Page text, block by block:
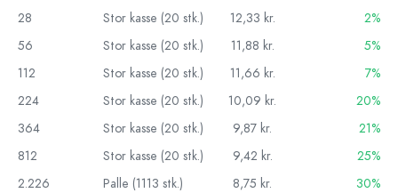
28
Stor kasse (20 stk.) 12,33 kr.
2%
56
Stor kasse (20 stk.) 11,88 kr.
5%
112
Stor kasse (20 stk.) 11,66 kr.
7%
224
Stor kasse (20 stk.) 10,09 kr.
20%
364
Stor kasse (20 stk.) 9,87 kr.
21%
812
Stor kasse (20 stk.) 9,42 kr.
25%
2.226
Palle (1113 stk.) 8,75 kr. 30%